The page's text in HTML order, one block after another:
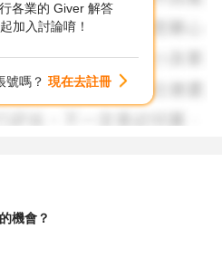
各業的 Giver 解答
加入討論唷！
號嗎？ 現在去註冊
機會？